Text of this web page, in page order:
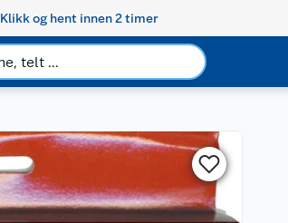
Klikk og hent innen 2 timer